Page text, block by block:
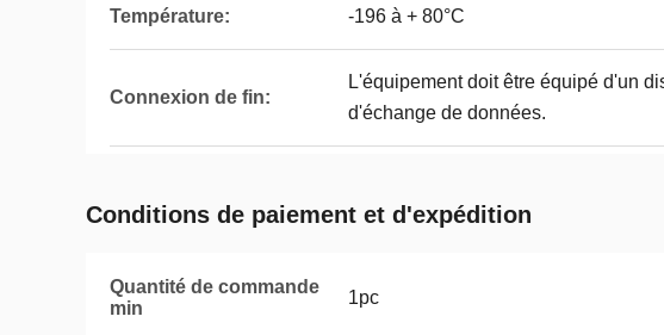
Température: -196 à + 80°C
Connexion de fin:
L'équipement doit être équipé d'un
d'échange de données.
Conditions de paiement et d'expédition
Quantité de commande
min
1pc